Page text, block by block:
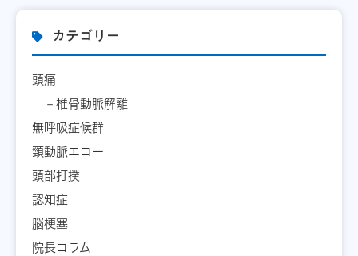
カテゴリー
頭痛
椎骨動脈解離
無呼吸症候群
頸動脈エコー
頭部打撲
認知症
脳梗塞
院長コラム